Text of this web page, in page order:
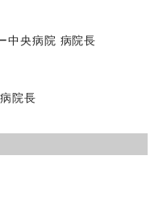
中央病院 病院長
院長